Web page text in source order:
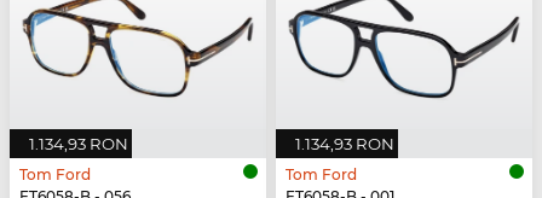
1.134,93 RON
Tom Ford
1.134,93 RON
Tom Ford